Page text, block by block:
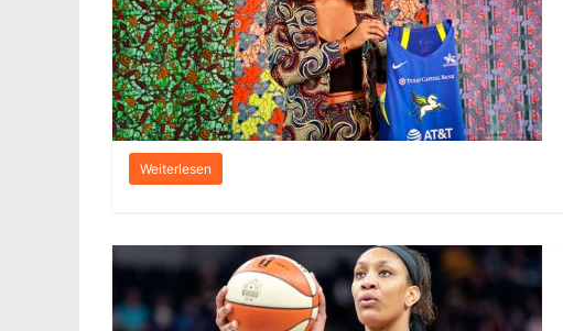
Weiterlesen